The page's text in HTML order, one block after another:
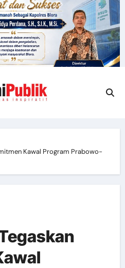
Kawal Program Prabowo-